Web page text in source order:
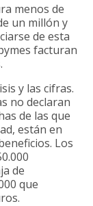
menos de
un millón y
de esta
facturan
y las cifras.
no declaran
de las que
están en
Los
de
que